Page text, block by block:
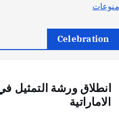
منوعات
Celebration
انطلاق ورشة التمثيل
الاماراتية